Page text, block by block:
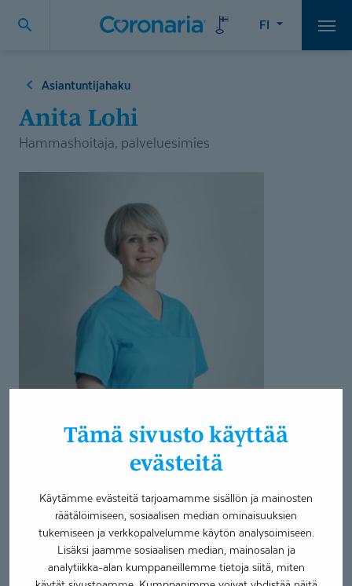
Tämä sivusto käyttää
evästeitä
Käytämme evästeitä tarjoamamme sisällön ja mainosten
räätälöimiseen, sosiaalisen median ominaisuuksien
tukemiseen ja verkkopalvelumme käytön analysoimiseen.
Lisäksi jaamme sosiaalisen median, mainosalan ja
analytiikka-alan kumppaneillemme tietoja siitä, miten
FI
Asiantuntijahaku
Anita Lohi
Hammashoitaja, palveluesimies